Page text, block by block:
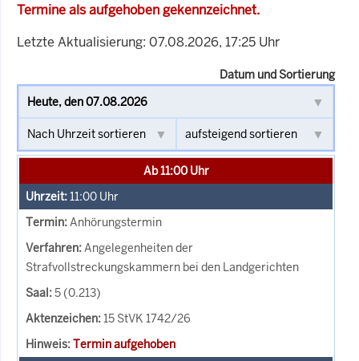
Termine als aufgehoben gekennzeichnet.
Letzte Aktualisierung: 07.08.2026, 17:25 Uhr
Datum und Sortierung
Ab 11:00 Uhr
11:00 Uhr
Anhörungstermin
Angelegenheiten der
Strafvollstreckungskammern bei den Landgerichten
5 (0.213)
15 StVK 1742/26
Termin aufgehoben